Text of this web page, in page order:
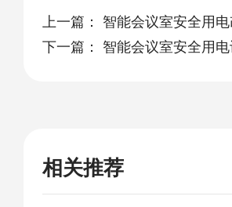
上一篇： 智能会议室安全用
下一篇： 智能会议室安全用
相关推荐